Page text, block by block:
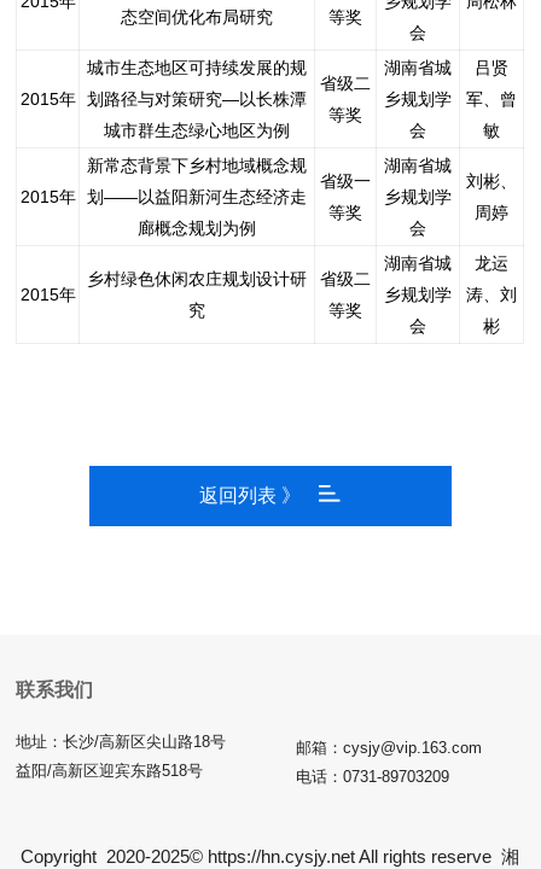
态空间优化布局研究
等奖
会
2015年
城市生态地区可持续发展的规
划路径与对策研究—以长株潭
城市群生态绿心地区为例
省级二
等奖
湖南省城
乡规划学
会
吕贤
军、曾
敏
2015年
新常态背景下乡村地域概念规
划——以益阳新河生态经济走
廊概念规划为例
省级一
等奖
湖南省城
乡规划学
会
刘彬、
周婷
2015年
乡村绿色休闲农庄规划设计研
究
省级二
等奖
湖南省城
乡规划学
会
龙运
涛、刘
彬
返回列表 》
联系我们
地址：长沙/高新区尖山路18号
益阳/高新区迎宾东路518号
邮箱：cysjy@vip.163.com
电话：0731-89703209
Copyright 2020-2025© https://hn.cysjy.net All rights reserve湘